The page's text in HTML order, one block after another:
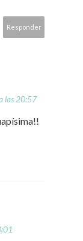
Responder
las 20:57